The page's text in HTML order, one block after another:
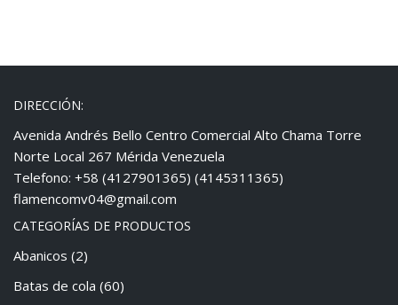
DIRECCIÓN:
Avenida Andrés Bello Centro Comercial Alto Chama Torre
Norte Local 267 Mérida Venezuela
Telefono: +58 (4127901365) (4145311365)
flamencomv04@gmail.com
CATEGORÍAS DE PRODUCTOS
Abanicos (2)
Batas de cola (60)